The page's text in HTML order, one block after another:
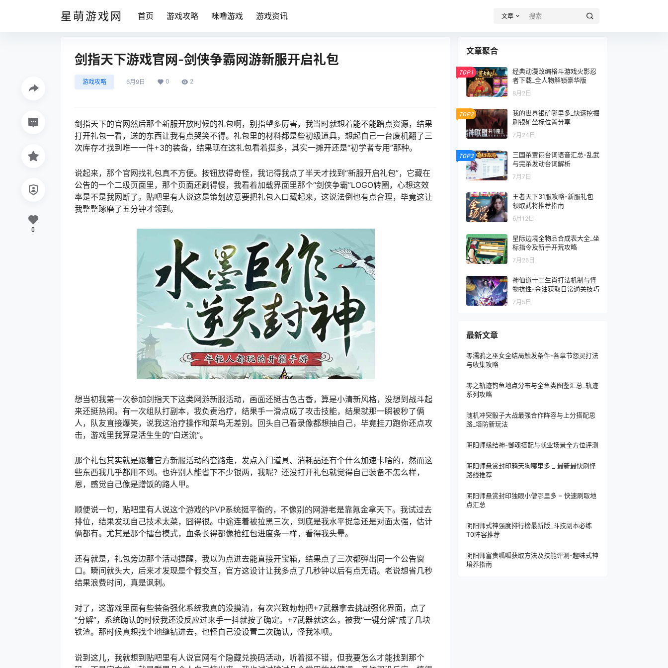
星萌游戏网 首页 游戏攻略 咪噜游戏 游戏资讯 文章
剑指天下游戏官网-剑侠争霸网游新服开启礼包
游戏攻略 6月9日 0 2
剑指天下的官网然后那个新服开放时候的礼包啊，别指望多厉害，我当时就想着能不能蹭点资源，结果
打开礼包一看，送的东西让我有点哭笑不得。礼包里的材料都是些初级道具，想起自己一台废机翻了三
次库存才找到唯一一件+3的装备，结果现在这礼包看着挺多，其实一摊开还是“初学者专用”那种。
说起来，那个官网找礼包真不方便。按钮放得奇怪，我记得我点了半天才找到“新服开启礼包”，它藏在
公告的一个二级页面里，那个页面还刷得慢，我看着加载界面里那个“剑侠争霸”LOGO转圈，心想这效
率是不是我网断了。贴吧里有人说这是策划故意要把礼包入口藏起来，这说法倒也有点合理，毕竟这让
我整整琢磨了五分钟才领到。
想当初我第一次参加剑指天下这类网游新服活动，画面还挺古色古香，算是小清新风格，没想到战斗起
来还挺热闹。有一次组队打副本，我负责治疗，结果手一滑点成了攻击技能，结果就那一瞬被秒了俩
人，队友直接爆笑，说我这治疗操作和菜鸟无差别。回头自己看录像都想抽自己，毕竟挂刀跑你还点攻
击，游戏里我算是活生生的“白送流”。
那个礼包其实就是跟着官方新服活动的套路走，发点入门道具、消耗品还有个什么加速卡啥的，然而这
些东西我几乎都用不到。也许别人能省下不少银两，我呢？还没打开礼包就觉得自己装备不怎么样，
恩，感觉自己像是蹭饭的路人甲。
顺便说一句，贴吧里有人说这个游戏的PVP系统挺平衡的，不像别的网游老是靠氪金拿天下。我试过去
排位，结果发现自己技术太菜，囧得很。中途连着被拉黑三次，到底是我水平捉急还是对面太强，估计
俩都有。尤其是那个擂台模式，血条长得都像抢红包进度条一样，看得我头晕。
还有就是，礼包旁边那个活动提醒，我以为点进去能直接开宝箱，结果点了三次都弹出同一个公告窗
口。瞬间就头大，后来才发现是个假交互，官方这设计让我多点了几秒钟以后有点无语。老说想省几秒
结果浪费时间，真是讽刺。
对了，这游戏里面有些装备强化系统我真的没摸清，有次兴致勃勃把+7武器拿去挑战强化界面，点了
“分解”，系统确认的时候我还没反应过来手一抖就按了确定。+7武器就这么，被我“一键分解”成了几块
铁渣。那时候真想找个地缝钻进去，也怪自己没设置二次确认，怪我笨呗。
说到这儿，我就想到贴吧里有人说官网有个隐藏兑换码活动，听着挺不错，但我要怎么才能找到那个
0
文章聚合
TOP1
经典动漫改编格斗游戏火影忍
者下载_全人物解锁豪华版
8月2日
TOP2
我的世界银矿哪里多_快速挖掘
刷银矿坐标位置分享
7月24日
TOP3
三国杀贾诩台词语音汇总-乱武
与完杀发动台词解析
7月7日
王者天下31服攻略-新服礼包
领取武将推荐指南
6月12日
星际边境全物品合成表大全_坐
标指令及新手开荒攻略
7月25日
神仙道十二生肖打法机制与怪
物抗性-金油获取日常通关技巧
7月5日
最新文章
零濡鸦之巫女全结局触发条件-各章节怨灵打法
与收集攻略
零之轨迹钓鱼地点分布与全鱼类图鉴汇总_轨迹
系列攻略
随机冲突骰子大战最强合作阵容与上分搭配思
路_塔防新玩法
阴阳师缘结神-御魂搭配与就业场景全方位评测
阴阳师悬赏封印鸦天狗哪里多 _ 最新最快刷怪
路线推荐
阴阳师悬赏封印独眼小僧哪里多 – 快速刷取地
点汇总
阴阳师式神强度排行榜最新版_斗技副本必练
T0阵容推荐
阴阳师富贵呱呱获取方法及技能评测-趣味式神
培养指南